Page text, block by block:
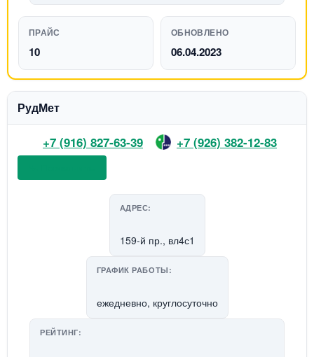
ПРАЙС
10
ОБНОВЛЕНО
06.04.2023
РудМет
+7 (916) 827-63-39 +7 (926) 382-12-83
АДРЕС:
159-й пр., вл4с1
ГРАФИК РАБОТЫ:
ежедневно, круглосуточно
РЕЙТИНГ: